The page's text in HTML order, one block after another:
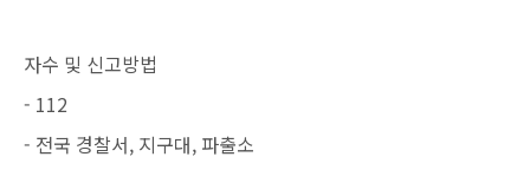
자수 및 신고방법
- 112
- 전국 경찰서, 지구대, 파출소